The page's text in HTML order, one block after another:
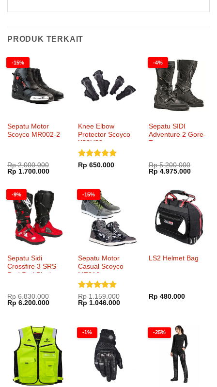
PRODUK TERKAIT
-15%
Sepatu Motor
Scoyco MR002-2
Rp2.000.000
Harga
aslinya
Rp 2.000.000.
Rp 1.700.000Harga
adalah:
Rp 1.700.000.
Knee Elbow
Protector Scoyco
K39H39
Dinilai 5
Rp 650.000
-4%
Sepatu SIDI
Adventure 2 Gore-
Tex
Rp5.200.000
Harga
aslinya
Rp 5.200.000.
Rp 4.975.000Harga
Rp
-9%
Sepatu Sidi
Crossfire 3 SRS
Red Red Black
Rp6.830.000
Harga
aslinya
Rp 6.200.000Harga
Rp 6.200.000.
-15%
Sepatu Motor
Casual Scoyco
MT016
Dinilai5
dari 5
Rp1.159.000
Harga
aslinya
Rp 1.046.000Harga
Rp 1.046.000.
LS2 Helmet Bag
Rp 480.000
-1% -25%